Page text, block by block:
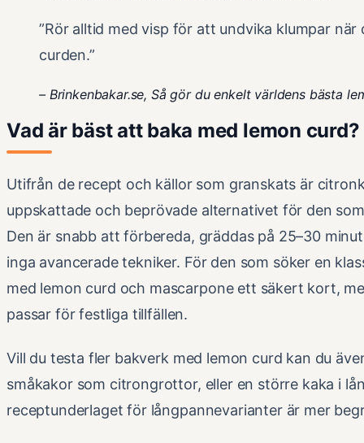
”Rör alltid med visp för att undvika klumpar när
curden.”
– Brinkenbakar.se, Så gör du enkelt världens bästa
Vad är bäst att baka med lemon curd?
Utifrån de recept och källor som granskats är
uppskattade och beprövade alternativet för den
Den är snabb att förbereda, gräddas på 25–30
inga avancerade tekniker. För den som söker en
med lemon curd och mascarpone ett säkert kort,
passar för festliga tillfällen.
Vill du testa fler bakverk med lemon curd kan du
småkakor som citrongrottor, eller en större kaka i
receptunderlaget för långpannevarianter är mer